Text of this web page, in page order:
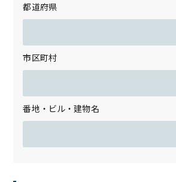
都道府県
市区町村
番地・ビル・建物名